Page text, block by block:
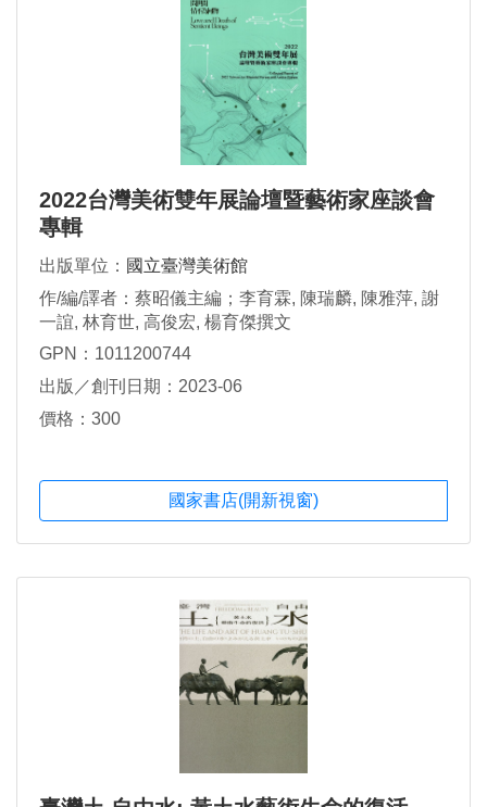
2022台灣美術雙年展論壇暨藝術家座談會
專輯
出版單位： 國立臺灣美術館
作/編/譯者：蔡昭儀主編；李育霖, 陳瑞麟, 陳雅萍, 謝
一誼, 林育世, 高俊宏, 楊育傑撰文
GPN：1011200744
出版／創刊日期：2023-06
價格：300
國家書店(開新視窗)